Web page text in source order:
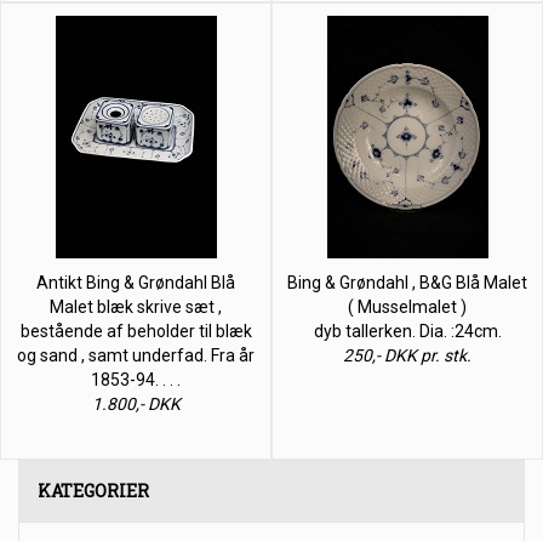
Antikt Bing & Grøndahl Blå
Malet blæk skrive sæt ,
bestående af beholder til blæk
og sand , samt underfad. Fra år
1853-94. . . .
1.800,- DKK
Bing & Grøndahl , B&G Blå Malet
( Musselmalet )
dyb tallerken. Dia. :24cm.
250,- DKK pr. stk.
KATEGORIER